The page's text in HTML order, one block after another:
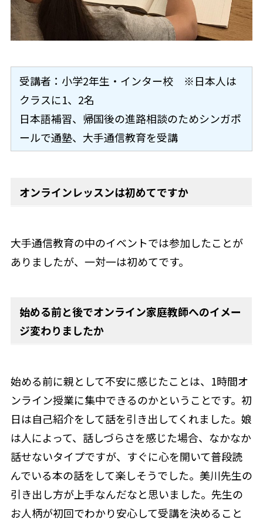
受講者：小学2年生・インター校 ※日本人は
クラスに1、2名
日本語補習、帰国後の進路相談のためシンガポ
ールで通塾、大手通信教育を受講
オンラインレッスンは初めてですか
大手通信教育の中のイベントでは参加したことが
ありましたが、一対一は初めてです。
始める前と後でオンライン家庭教師へのイメー
ジ変わりましたか
始める前に親として不安に感じたことは、1時間オ
ンライン授業に集中できるのかということです。初
日は自己紹介をして話を引き出してくれました。娘
は人によって、話しづらさを感じた場合、なかなか
話せないタイプですが、すぐに心を開いて普段読
んでいる本の話をして楽しそうでした。美川先生の
引き出し方が上手なんだなと思いました。先生の
お人柄が初回でわかり安心して受講を決めること